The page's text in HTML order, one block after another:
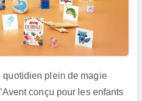
quotidien plein de magie
conçu pour les enfants